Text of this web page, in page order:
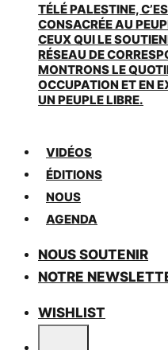
TÉLÉ PALESTINE,
CONSACRÉE AU
CEUX QUI LE
RÉSEAU DE
MONTRONS LE
OCCUPATION ET EN
UN PEUPLE LIBRE.
VIDÉOS
ÉDITIONS
NOUS
AGENDA
NOUS SOUTENIR
NOTRE
WISHLIST